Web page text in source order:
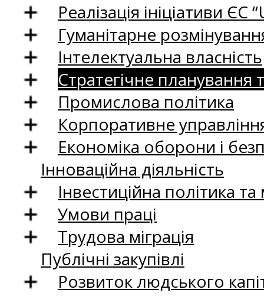
Реалізація ініціативи ЄС
Гуманітарне
Інтелектуальна власність
Стратегічне
Промислова політика
Корпоративне
Економіка оборони і
Інноваційна діяльність
Інвестиційна політика
Умови праці
Трудова міграція
Публічні закупівлі
Розвиток людського